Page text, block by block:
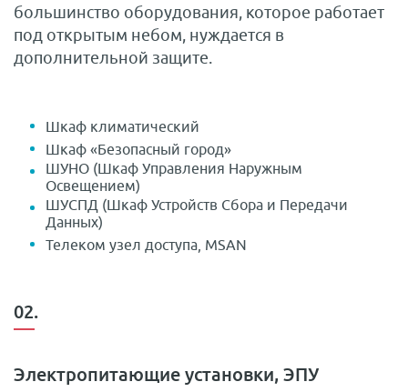
большинство оборудования, которое работает
под открытым небом, нуждается в
дополнительной защите.
Шкаф климатический
Шкаф «Безопасный город»
ШУНО (Шкаф Управления Наружным
Освещением)
ШУСПД (Шкаф Устройств Сбора и Передачи
Данных)
Телеком узел доступа, MSAN
02.
Электропитающие установки, ЭПУ